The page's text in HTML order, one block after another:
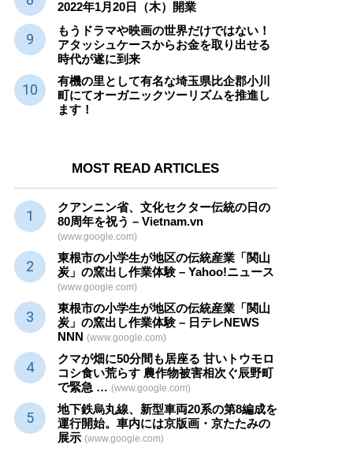
2022年1月20日（木）開業
もうドラマや映画の世界だけではない！
アタッシュケースからお金を取り出せる
時代が遂に到来
有機の里として有名な埼玉県比企郡小川
町にてオーガニックツーリズムを推進し
ます！
MOST READ ARTICLES
クアンニン省、文化セクター伝統の日の
80周年を祝う – Vietnam.vn
(www.google.com)
東根市の小学生が地区の伝統産業 「関山
炭」の窯出し作業体験 – Yahoo!ニュース
(www.google.com)
東根市の小学生が地区の伝統産業 「関山
炭」の窯出し作業体験 – 日テレNEWS
NNN (www.google.com)
クマが畑に50分間も居座る 甘いトウモロ
コシ食い荒らす 農作物被害相次ぐ辰野町
で緊急 … (www.google.com)
地下鉄烏丸線、新型車両20系の第8編成を
運行開始。車内には京版画・京たたみの
展示 (www.google.com)